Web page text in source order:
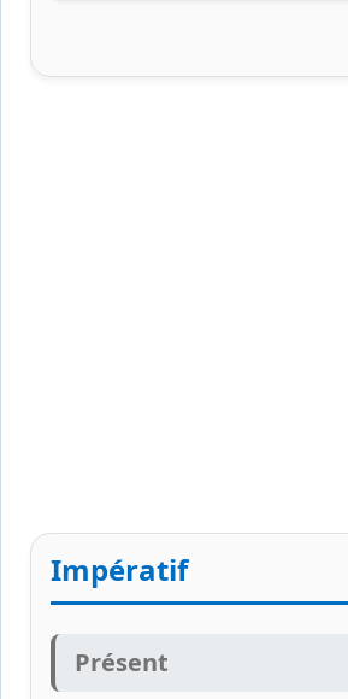
Impératif
Présent